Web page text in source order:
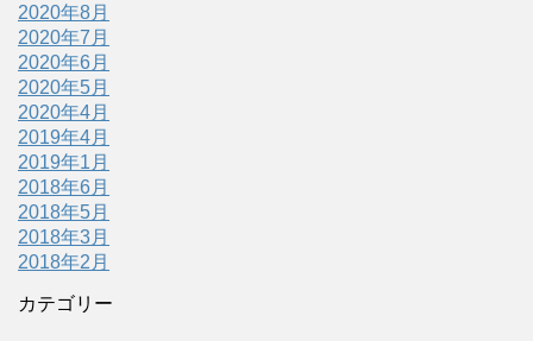
2020年8月
2020年7月
2020年6月
2020年5月
2020年4月
2019年4月
2019年1月
2018年6月
2018年5月
2018年3月
2018年2月
カテゴリー